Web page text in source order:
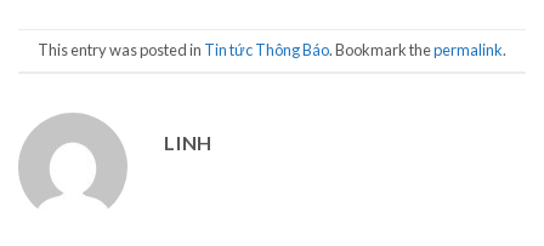
This entry was posted in Tin tức Thông Báo. Bookmark thepermalink.
LINH